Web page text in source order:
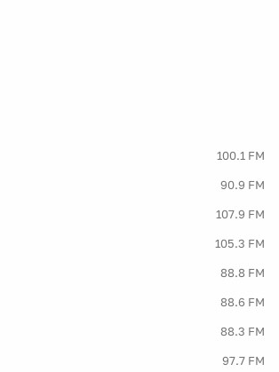
100.1 FM
90.9 FM
107.9 FM
105.3 FM
88.8 FM
88.6 FM
88.3 FM
97.7 FM